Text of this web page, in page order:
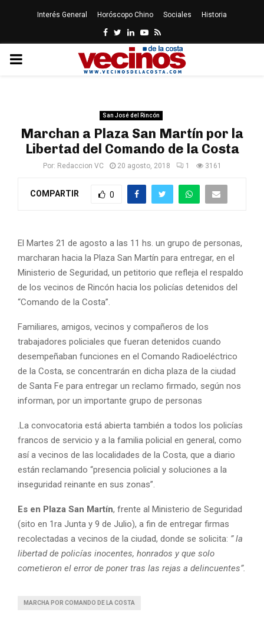
Interés General Horóscopo Chino Sociales Historia
Facebook
Twitter
LinkedinYoutube
Rss
PRIMARY
San José del Rincón
Marchan a Plaza San Martín por la
Libertad del Comando de la Costa
Por: Redaccion VC 20 agosto, 2018 1 3161
COMPARTIR 0
El Martes 21 de agosto a las 11 hs. un grupo de personas,
marcharan hacia la Plaza San Martín para entregar, en el
Ministerio de Seguridad, un petitorio que refleja el respaldo
de los vecinos de Rincón hacia los policías detenidos del
“Comando de la Costa”.
Familiares, amigos, vecinos y compañeros de los
trabajadores policiales que fueran detenidos cuando
desempeñaban funciones en el Comando Radioeléctrico
de la Costa, se concentrarán en dicha plaza de la ciudad
de Santa Fe para entregar un reclamo firmado, según nos
informan, por un importante grupo de personas
.La convocatoria está abierta también a todos los policías
francos de servicio y a la familia policial en general, como
así a vecinos de las localidades de la Costa, que a diario
están reclamando “presencia policial y soluciones a la
inseguridad reinante en sus zonas”.
Es en Plaza San Martín, frente al Ministerio de Seguridad
(sito en 1ra Junta y 9 de Julio), a fin de entregar firmas
recolectadas a vecinos de la ciudad, donde se solicita: ” la
libertad de policías inocentes, honrados y que solo
cometieron el error de poner tras las rejas a delincuentes”.
MARCHA POR COMANDO DE LA COSTA